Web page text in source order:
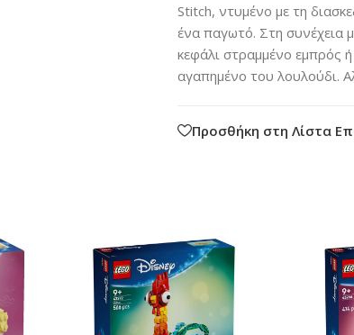
Stitch, ντυμένο με τη
ένα παγωτό. Στη συνέχεια
κεφάλι στραμμένο εμπρός
αγαπημένο του λουλούδι.
Προσθήκη στη Λίστα